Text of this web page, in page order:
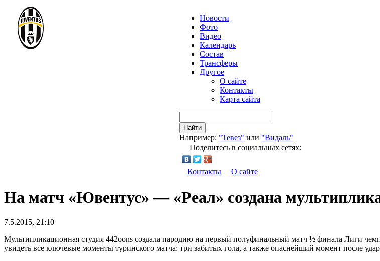
Новости
Фото
Видео
Календарь
Состав
Трансферы
Другое
О сайте
Контакты
Карта сайта
Найти
Например: "Тевез" или "Видаль"
Поделитесь в социальных сетях:
Контакты О сайте
На матч «Ювентус» — «Реал» создана
7.5.2015, 21:10
Мультипликационная студия 442oons создала пародию на первый полуфинальный матч ½ финала Лиги
увидеть все ключевые моменты туринского матча: три забитых гола, а также опаснейший момент после